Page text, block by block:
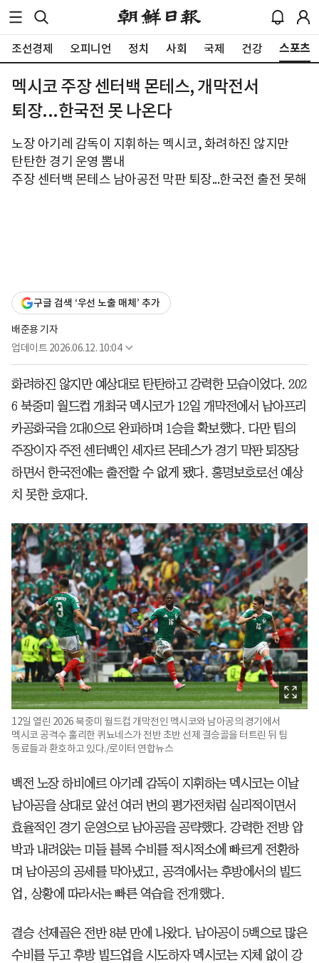
조선경제 오피니언 정치 사회 국제 건강 스포츠
멕시코 주장 센터백 몬테스, 개막전서
퇴장...한국전 못 나온다
노장 아기레 감독이 지휘하는 멕시코, 화려하진 않지만
탄탄한 경기 운영 뽐내
주장 센터백 몬테스 남아공전 막판 퇴장...한국전 출전 못해
구글 검색 ‘우선 노출 매체’ 추가
배준용 기자
업데이트 2026.06.12. 10:04
화려하진 않지만 예상대로 탄탄하고 강력한 모습이었다. 202
6 북중미 월드컵 개최국 멕시코가 12일 개막전에서 남아프리
카공화국을 2대0으로 완파하며 1승을 확보했다. 다만 팀의
주장이자 주전 센터백인 세자르 몬테스가 경기 막판 퇴장당
하면서 한국전에는 출전할 수 없게 됐다. 홍명보호로선 예상
치 못한 호재다.
12일 열린 2026 북중미 월드컵 개막전인 멕시코와 남아공의 경기에서
멕시코 공격수 훌리한 퀴뇨네스가 전반 초반 선제 결승골을 터트린 뒤 팀
동료들과 환호하고 있다./로이터 연합뉴스
백전 노장 하비에르 아기레 감독이 지휘하는 멕시코는 이날
남아공을 상대로 앞선 여러 번의 평가전처럼 실리적이면서
효율적인 경기 운영으로 남아공을 공략했다. 강력한 전방 압
박과 내려앉는 미들 블록 수비를 적시적소에 빠르게 전환하
며 남아공의 공세를 막아냈고, 공격에서는 후방에서의 빌드
업, 상황에 따라서는 빠른 역습을 전개했다.
결승 선제골은 전반 8분 만에 나왔다. 남아공이 5백으로 많은
수비를 두고 후방 빌드업을 시도하자 멕시코는 지체 없이 강